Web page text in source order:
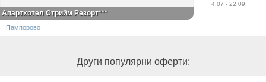
4.07 - 22.09
Апартхотел Стрийм Резорт***
Пампорово
Други популярни оферти: